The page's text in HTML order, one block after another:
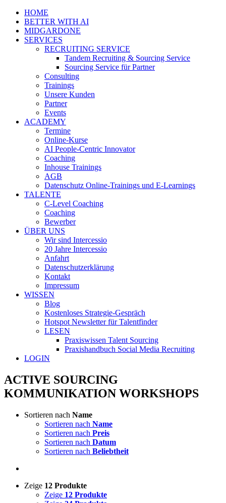
HOME
BETTER WITH AI
MIDGARDONE
SERVICES
RECRUITING SERVICE
Tandem Recruiting & Sourcing Service
Sourcing Service für Partner
Consulting
Trainings
Unsere Kunden
Partner
Events
ACADEMY
Termine
Online-Kurse
AI People-Centric Innovator
Coaching
Inhouse Trainings
AGB
Datenschutz Online-Trainings und E-Learnings
TALENTE
C-Level Coaching
Coaching
Bewerber
ÜBER UNS
Wir sind Intercessio
20 Jahre Intercessio
Anfahrt
Datenschutzerklärung
Kontakt
Impressum
WISSEN
Blog
Kostenloses Strategie-Gespräch
Hotspot Newsletter für Talentfinder
LESEN
Praxiswissen Talent Sourcing
Praxishandbuch Social Media Recruiting
LOGIN
ACTIVE SOURCING
KOMMUNIKATION WORKSHOPS
Sortieren nach Name
Sortieren nach Name
Sortieren nach Preis
Sortieren nach Datum
Sortieren nach Beliebtheit
Zeige 12 Produkte
Zeige 12 Produkte